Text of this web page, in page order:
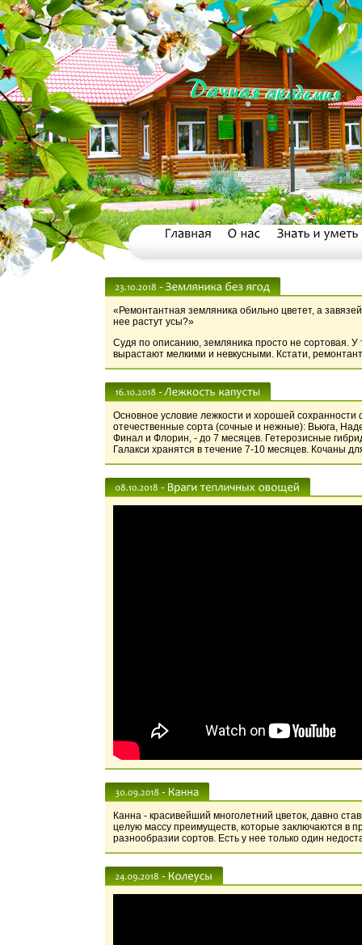
«Ремонтантная земляника обильно цветет, а
нее растут усы?»
Судя по описанию, земляника просто не сортовая. У
вырастают мелкими и невкусными. Кстати,
Основное условие лежкости и хорошей сохранности
отечественные сорта (сочные и нежные): Вьюга,
Финал и Флорин, - до 7 месяцев. Гетерозисные
Галакси хранятся в течение 7-10 месяцев. Кочаны
Канна - красивейший многолетний цветок, давно
целую массу преимуществ, которые заключаются в
разнообразии сортов. Есть у нее только один